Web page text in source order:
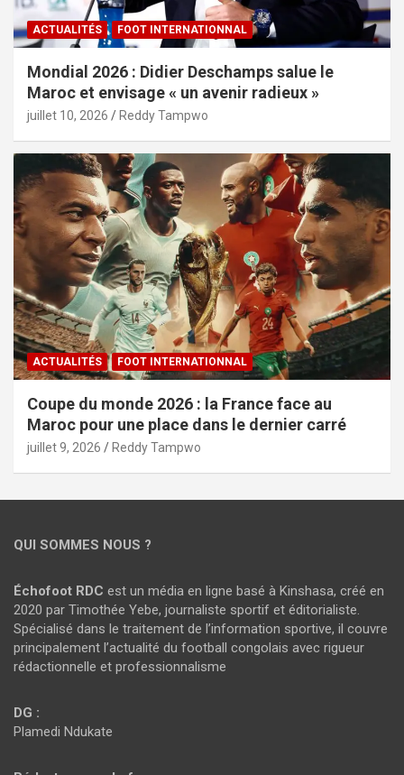
ACTUALITÉS FOOT INTERNATIONNAL
Mondial 2026 : Didier Deschamps salue le
Maroc et envisage « un avenir radieux »
juillet 10, 2026 Reddy Tampwo
ACTUALITÉS FOOT INTERNATIONNAL
Coupe du monde 2026 : la France face au
Maroc pour une place dans le dernier carré
juillet 9, 2026 Reddy Tampwo
QUI SOMMES NOUS ?
Échofoot RDC est un média en ligne basé à Kinshasa, créé en
2020 par Timothée Yebe, journaliste sportif et éditorialiste.
Spécialisé dans le traitement de l’information sportive, il couvre
principalement l’actualité du football congolais avec rigueur
rédactionnelle et professionnalisme
DG :
Plamedi Ndukate